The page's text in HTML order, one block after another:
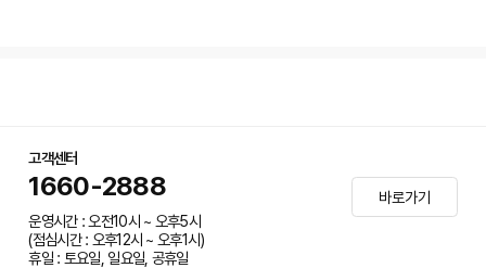
고객센터
1660-2888
운영시간 : 오전10시 ~ 오후5시
(점심시간 : 오후12시 ~ 오후1시)
휴일 : 토요일, 일요일, 공휴일
바로가기